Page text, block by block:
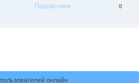
Подписчики 0
онлайн